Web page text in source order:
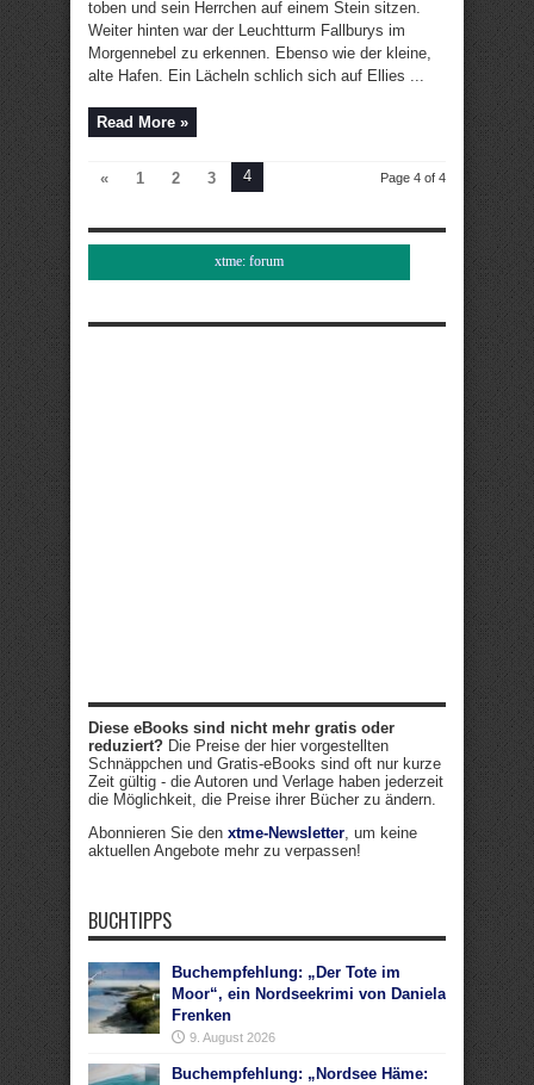
toben und sein Herrchen auf einem Stein sitzen.
Weiter hinten war der Leuchtturm Fallburys im
Morgennebel zu erkennen. Ebenso wie der kleine,
alte Hafen. Ein Lächeln schlich sich auf Ellies ...
Read More »
Page 4 of 4
« 1 2 3 4
xtme: forum
Diese eBooks sind nicht mehr gratis oder
reduziert? Die Preise der hier vorgestellten
Schnäppchen und Gratis-eBooks sind oft nur kurze
Zeit gültig - die Autoren und Verlage haben jederzeit
die Möglichkeit, die Preise ihrer Bücher zu ändern.
Abonnieren Sie den xtme-Newsletter, um keine
aktuellen Angebote mehr zu verpassen!
BUCHTIPPS
Buchempfehlung: „Der Tote im
Moor“, ein Nordseekrimi von Daniela
Frenken
9. August 2026
Buchempfehlung: „Nordsee Häme: